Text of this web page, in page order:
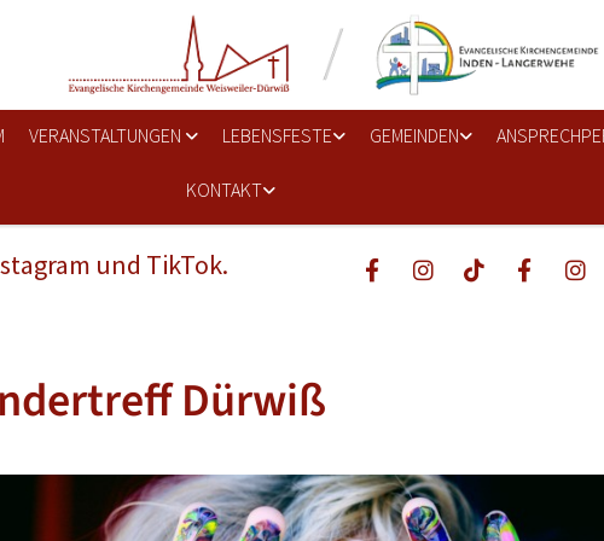
VERANSTALTUNGEN LEBENSFESTE GEMEINDEN
KONTAKT
und TikTok.
Dürwiß